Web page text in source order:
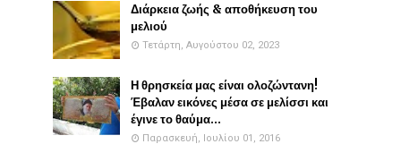
Διάρκεια ζωής & αποθήκευση του
μελιού
Τετάρτη, Αυγούστου 02, 2023
Η θρησκεία μας είναι ολοζώντανη!
Έβαλαν εικόνες μέσα σε μελίσσι και
έγινε το θαύμα...
Παρασκευή, Ιουλίου 01, 2016